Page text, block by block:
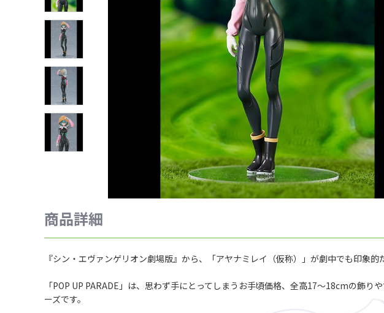
商品詳細
『シン・エヴァンゲリオン劇場版』から、「アヤナミレイ（仮称）」が劇中でも印象的
「POP UP PARADE」は、思わず手にとってしまうお手頃価格、全高17～18cmの飾
ーズです。